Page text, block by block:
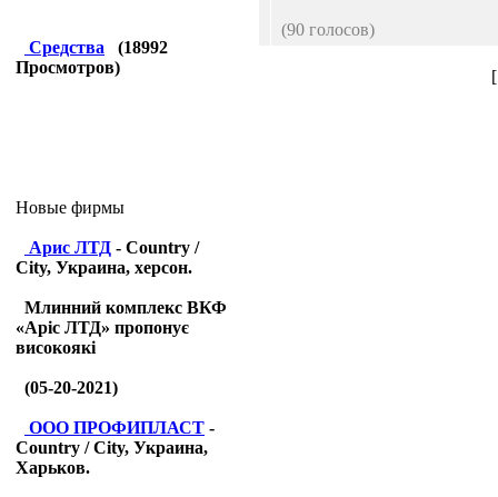
Средства (18992
Просмотров)
Новые фирмы
Арис ЛТД - Country /
City, Украина, херсон.
Млинний комплекс ВКФ
«Аріс ЛТД» пропонує
високоякі
(05-20-2021)
ООО ПРОФИПЛАСТ -
Country / City, Украина,
Харьков.
(90 голосов)